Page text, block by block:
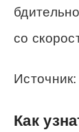
со
Как